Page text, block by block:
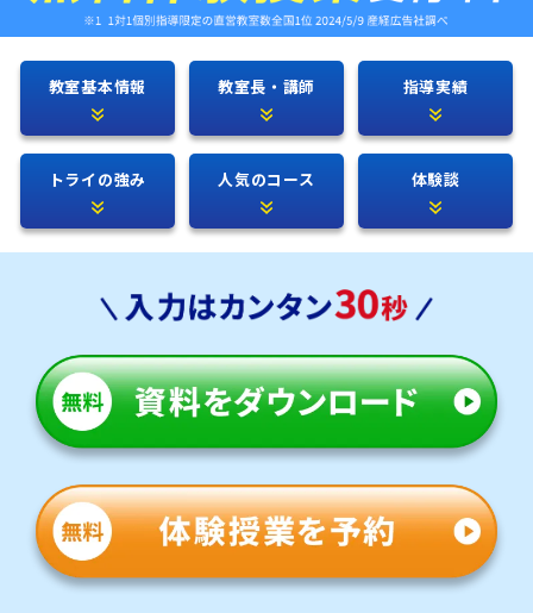
教室基本情報 教室長・講師 指導実績
トライの強み 人気のコース 体験談